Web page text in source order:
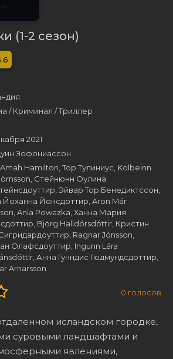
(1-2 сезон)
/ Криминал / Триллер
2021
Зофониассон
Hamilton, Тор Тулиниус, Kolbeinn
Стейнюнн Оулина
Эйвар Тор Бенедиктссон,
Йоханна Йонсдоттир, Aron Már
Ania Powazka, Ханна Мария
Björg Halldórsdóttir, Кристин
Ragnar Jónsson,
Олафсдоуттир, Ingunn Lára
Анна Гунндис Гюдмундсдоттир,
Arnarsson
0 голосов
исландском городке,
суровыми ландшафтами и
явлениями,